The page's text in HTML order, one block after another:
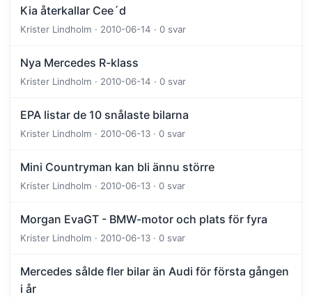
Kia återkallar Cee´d
Krister Lindholm · 2010-06-14 · 0 svar
Nya Mercedes R-klass
Krister Lindholm · 2010-06-14 · 0 svar
EPA listar de 10 snålaste bilarna
Krister Lindholm · 2010-06-13 · 0 svar
Mini Countryman kan bli ännu större
Krister Lindholm · 2010-06-13 · 0 svar
Morgan EvaGT - BMW-motor och plats för fyra
Krister Lindholm · 2010-06-13 · 0 svar
Mercedes sålde fler bilar än Audi för första gången
i år